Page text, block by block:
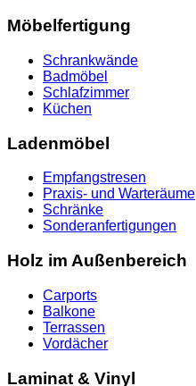
Möbelfertigung
Schrankwände
Badmöbel
Schlafzimmer
Küchen
Ladenmöbel
Empfangstresen
Praxis- und Warteräume
Schränke
Sonderanfertigungen
Holz im Außenbereich
Carports
Balkone
Terrassen
Vordächer
Laminat & Vinyl